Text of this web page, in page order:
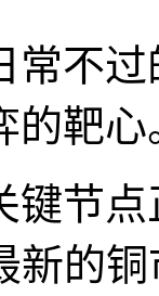
不过
的靶心
节点
新的